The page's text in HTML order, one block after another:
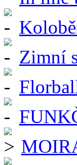
Zimní